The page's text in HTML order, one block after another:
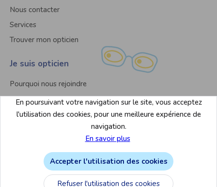
Nous contacter
Services
Trouver mon opticien
Je suis opticien
Pourquoi nous rejoindre
Nous contacter
Liste des magasins
Mentions légales & conditions d’utilisation du site
En poursuivant votre navigation sur le site, vous acceptez
l'utilisation des cookies, pour une meilleure expérience de
navigation.
En savoir plus
Accepter l'utilisation des cookies
Refuser l'utilisation des cookies